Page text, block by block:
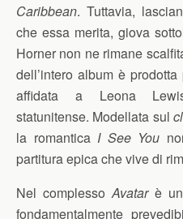
Caribbean. Tuttavia,
che essa merita, giova
Horner non ne rimane
dell’intero album è
affidata a Leona
statunitense. Modellata sul
la romantica I See You
partitura epica che vive di
Nel complessoAvatarè un
fondamentalmente